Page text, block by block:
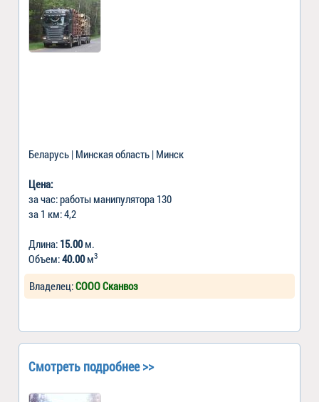
Беларусь | Минская область | Минск
Цена:
за час: работы манипулятора 130
за 1 км: 4,2
Длина: 15.00м.
Объем:40.00м3
Владелец:СООО Сканвоз
Смотреть подробнее >>